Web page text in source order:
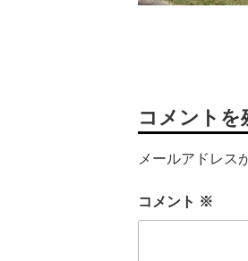
コメントを
メールアドレス
コメント ※